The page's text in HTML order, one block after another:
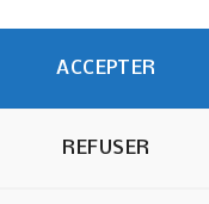
ACCEPTER
REFUSER
Paris Bistro Editions -
légales et